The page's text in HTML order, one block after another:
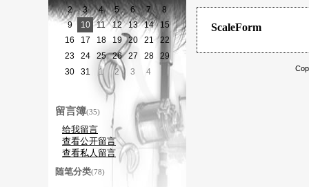
ScaleForm
2
3 4 5 6 7
8
9
10 11 12 13 14
15
16
17 18 19 20 21
22
23
24 25 26 27 28
29
30
31 1 2 3 4
留言簿(35)
给我留言
查看公开留言
查看私人留言
随笔分类(78)